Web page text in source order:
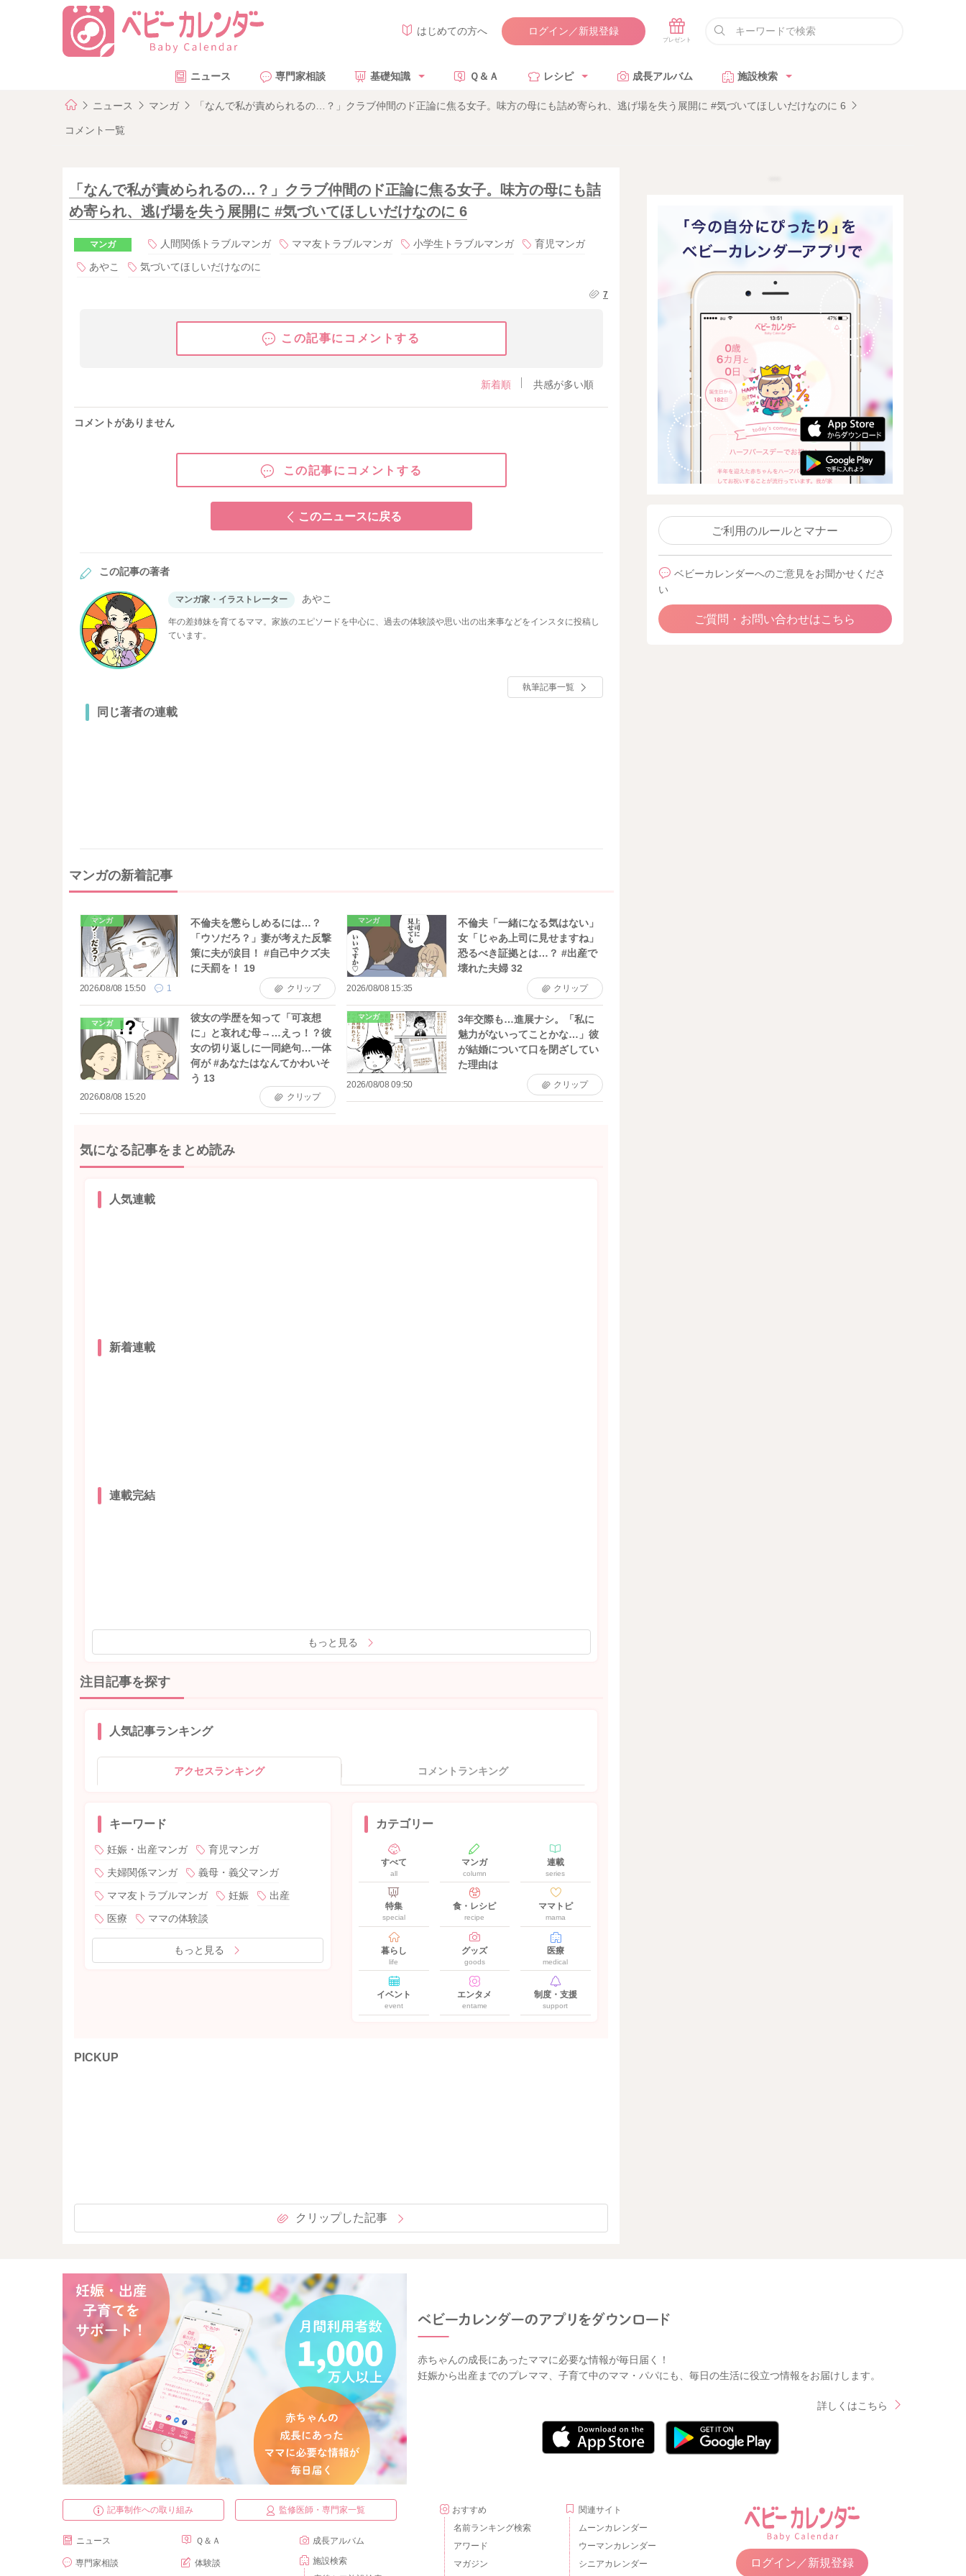
はじめての方へ ログイン／新規登録
ニュース 専門家相談 基礎知識 Ｑ＆Ａ レシピ 成長アルバム 施設検索
ニュース マンガ 「なんで私が責められるの…？」クラブ仲間のド正論に焦る女子。味方の母にも詰め寄られ、逃げ場を失う展開に #気づいてほしいだけなのに 6
コメント一覧
「なんで私が責められるの…？」クラブ仲間のド正論に焦る女子。味方の母にも詰
め寄られ、逃げ場を失う展開に #気づいてほしいだけなのに 6
マンガ 人間関係トラブルマンガ ママ友トラブルマンガ 小学生トラブルマンガ
育児マンガ
あやこ
気づいてほしいだけなのに
7
この記事にコメントする
新着順 共感が多い順
コメントがありません
この記事にコメントする
このニュースに戻る
この記事の著者
マンガ家・イラストレーター あやこ
年の差姉妹を育てるママ。家族のエピソードを中心に、過去の体験談や思い出の出来事などをインスタに投稿し
ています。
執筆記事一覧
同じ著者の連載
マンガの新着記事
マンガ
不倫夫を懲らしめるには…？
「ウソだろ？」妻が考えた反撃
策に夫が涙目！ #自己中クズ夫
に天罰を！ 19
2026/08/08 15:50 1 クリップ
マンガ
不倫夫「一緒になる気はない」
女「じゃあ上司に見せますね」
恐るべき証拠とは…？ #出産で
壊れた夫婦 32
2026/08/08 15:35 クリップ
マンガ
彼女の学歴を知って「可哀想
に」と哀れむ母→…えっ！？彼
女の切り返しに一同絶句…一体
何が #あなたはなんてかわいそ
う 13
2026/08/08 15:20 クリップ
マンガ
3年交際も…進展ナシ。「私に
魅力がないってことかな…」彼
が結婚について口を閉ざしてい
た理由は
2026/08/08 09:50 クリップ
気になる記事をまとめ読み
人気連載
新着連載
連載完結
もっと見る
注目記事を探す
人気記事ランキング
アクセスランキング コメントランキング
キーワード
妊娠・出産マンガ
育児マンガ
夫婦関係マンガ
義母・義父マンガ
ママ友トラブルマンガ
妊娠
出産
医療
ママの体験談
もっと見る
カテゴリー
すべて
all
マンガ
column
連載
series
特集
special
食・レシピ
recipe
ママトピ
mama
暮らし
life
グッズ
goods
医療
medical
イベント
event
エンタメ
entame
制度・支援
support
PICKUP
クリップした記事
ご利用のルールとマナー
ベビーカレンダーへのご意見をお聞かせくださ
い
ご質問・お問い合わせはこちら
赤ちゃんの成長にあったママに必要な情報が毎日届く！
妊娠から出産までのプレママ、子育て中のママ・パパにも、毎日の生活に役立つ情報をお届けします。
詳しくはこちら
記事制作への取り組み 監修医師・専門家一覧
ニュース
専門家相談
Ｑ＆Ａ
体験談
成長アルバム
施設検索
おすすめ
名前ランキング検索
アワード
マガジン
関連サイト
ムーンカレンダー
ウーマンカレンダー
シニアカレンダー
ログイン／新規登録